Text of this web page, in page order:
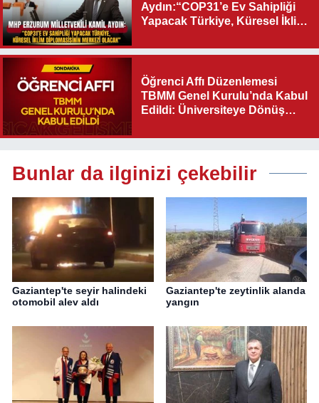
Aydın:“COP31’e Ev Sahipliği
Yapacak Türkiye, Küresel İklim
Olacak"
Öğrenci Affı Düzenlemesi
TBMM Genel Kurulu’nda Kabul
Edildi: Üniversiteye Dönüş
Bunlar da ilginizi çekebilir
Gaziantep'te seyir halindeki
otomobil alev aldı
Gaziantep'te zeytinlik alanda
yangın